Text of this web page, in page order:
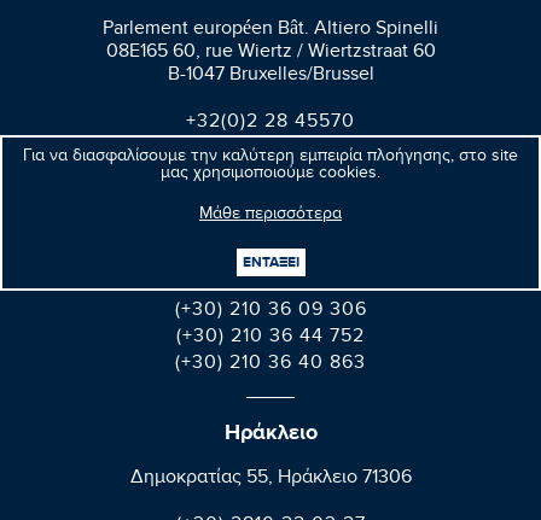
Για να διασφαλίσουμε την καλύτερη εμπειρία πλοήγησης, στο site
μας χρησιμοποιούμε cookies.
Μάθε περισσότερα
ΕΝΤΑΞΕΙ
Parlement européen Bât. Altiero Spinelli
08E165 60, rue Wiertz / Wiertzstraat 60
B-1047 Bruxelles/Brussel
+32(0)2 28 45570
+32(0)2 28 49570
Αθήνα
Βαλαωρίτου 9A, Aθήνα 106 71
(+30) 210 36 09 306
(+30) 210 36 44 752
(+30) 210 36 40 863
Ηράκλειο
Δημοκρατίας 55, Ηράκλειο 71306